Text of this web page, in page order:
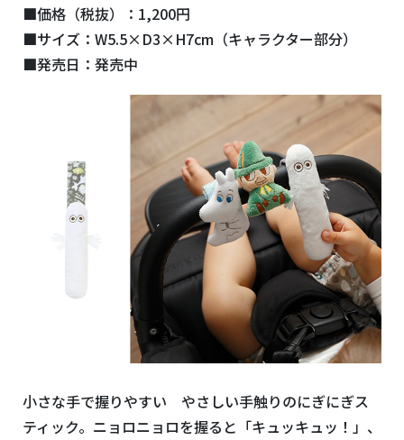
■価格（税抜）：1,200円
■サイズ：W5.5×D3×H7cm（キャラクター部分）
■発売日：発売中
小さな手で握りやすい やさしい手触りのにぎにぎス
ティック。ニョロニョロを握ると「キュッキュッ！」、